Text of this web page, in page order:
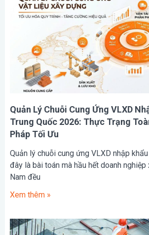
Quản Lý Chuỗi Cung Ứng VLXD
Trung Quốc 2026: Thực Trạng
Pháp Tối Ưu
Quản lý chuỗi cung ứng VLXD nhập
đây là bài toán mà hầu hết doanh
Nam đều
Xem thêm »